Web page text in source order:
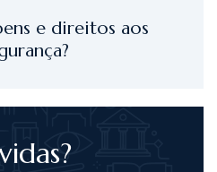
e direitos aos